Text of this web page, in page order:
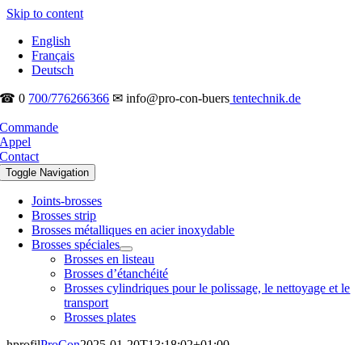
Skip to content
English
Français
Deutsch
☎ 0 700/776266366 ✉ info@pro-con-buers tentechnik.de
Commande
Appel
Contact
Toggle Navigation
Joints-brosses
Brosses strip
Brosses métalliques en acier inoxydable
Brosses spéciales
Brosses en listeau
Brosses d’étanchéité
Brosses cylindriques pour le polissage, le nettoyage et le
transport
Brosses plates